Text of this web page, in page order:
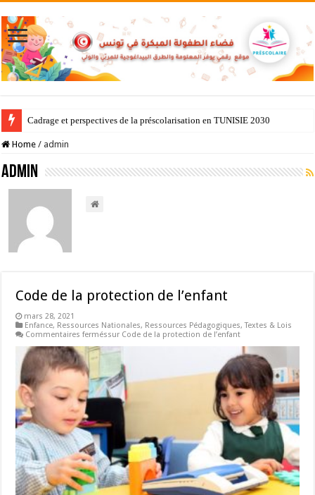
Cadrage et perspectives de la préscolarisation en TUNISIE 2030
Home / admin
admin
Code de la protection de l’enfant
mars 28, 2021
Enfance, Ressources Nationales, Ressources Pédagogiques,Textes & Lois
Commentaires ferméssur Code de la protection de l’enfant